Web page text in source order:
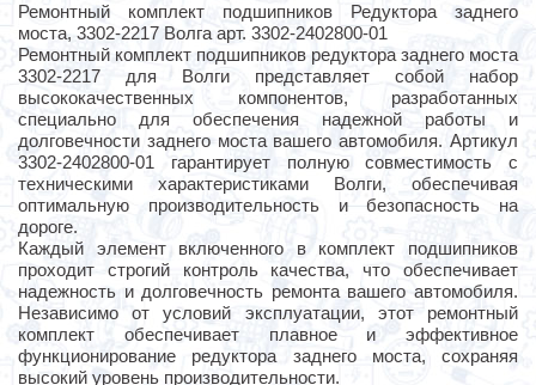
Ремонтный комплект подшипников Редуктора заднего
моста, 3302-2217 Волга арт. 3302-2402800-01
Ремонтный комплект подшипников редуктора заднего моста
3302-2217 для Волги представляет собой набор
высококачественных компонентов, разработанных
специально для обеспечения надежной работы и
долговечности заднего моста вашего автомобиля. Артикул
3302-2402800-01 гарантирует полную совместимость с
техническими характеристиками Волги, обеспечивая
оптимальную производительность и безопасность на
дороге.
Каждый элемент включенного в комплект подшипников
проходит строгий контроль качества, что обеспечивает
надежность и долговечность ремонта вашего автомобиля.
Независимо от условий эксплуатации, этот ремонтный
комплект обеспечивает плавное и эффективное
функционирование редуктора заднего моста, сохраняя
высокий уровень производительности.